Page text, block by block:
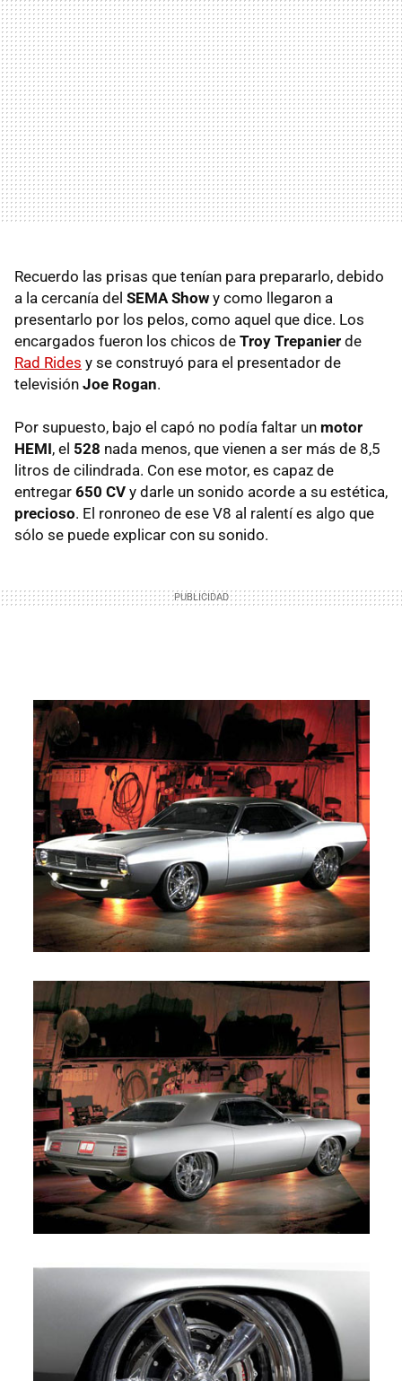
Recuerdo las prisas que tenían para prepararlo, debido
a la cercanía del SEMAShow y como llegaron a
presentarlo por los pelos, como aquel que dice. Los
encargados fueron los chicos de Troy Trepanier de
Rad Rides y se construyó para el presentador de
televisión Joe Rogan.
Por supuesto, bajo el capó no podía faltar un motor
HEMI, el 528 nada menos, que vienen a ser más de 8,5
litros de cilindrada. Con ese motor, es capaz de
entregar 650 CV y darle un sonido acorde a su estética,
precioso. El ronroneo de ese V8 al ralentí es algo que
sólo se puede explicar con su sonido.